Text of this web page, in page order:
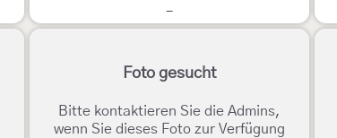
-
Foto gesucht
Bitte kontaktieren Sie die Admins,
wenn Sie dieses Foto zur Verfügung